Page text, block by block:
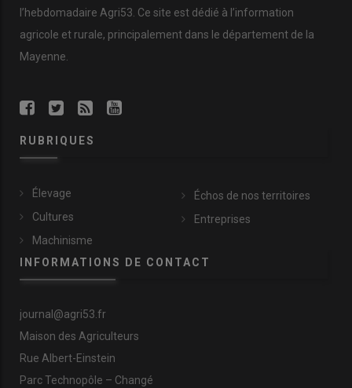
l’hebdomadaire Agri53. Ce site est dédié à l’information
agricole et rurale, principalement dans le département de la
Mayenne.
RUBRIQUES
Élevage
Cultures
Machinisme
Échos de nos territoires
Entreprises
INFORMATIONS DE CONTACT
journal@agri53.fr
Maison des Agriculteurs
Rue Albert-Einstein
Parc Technopôle – Changé